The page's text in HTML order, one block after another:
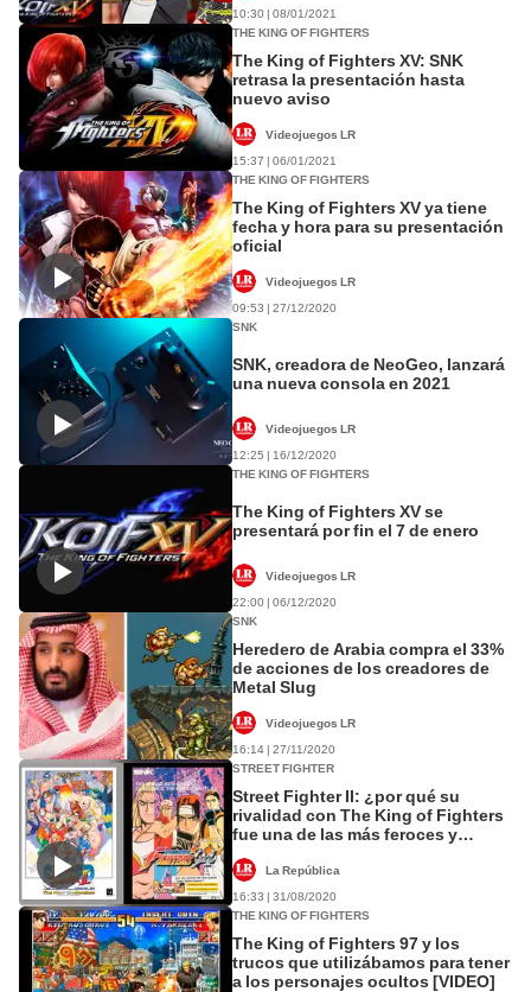
10:30 | 08/01/2021
THE KING OF FIGHTERS
The King of Fighters XV: SNK
retrasa la presentación hasta
nuevo aviso
Videojuegos LR
15:37 | 06/01/2021
THE KING OF FIGHTERS
The King of Fighters XV ya tiene
fecha y hora para su presentación
oficial
Videojuegos LR
09:53 | 27/12/2020
SNK
SNK, creadora de NeoGeo, lanzará
una nueva consola en 2021
Videojuegos LR
12:25 | 16/12/2020
THE KING OF FIGHTERS
The King of Fighters XV se
presentará por fin el 7 de enero
Videojuegos LR
22:00 | 06/12/2020
SNK
Heredero de Arabia compra el 33%
de acciones de los creadores de
Metal Slug
Videojuegos LR
16:14 | 27/11/2020
STREET FIGHTER
Street Fighter II: ¿por qué su
rivalidad con The King of Fighters
fue una de las más feroces y
La República
16:33 | 31/08/2020
THE KING OF FIGHTERS
The King of Fighters 97 y los
trucos que utilizábamos para tener
a los personajes ocultos [VIDEO]